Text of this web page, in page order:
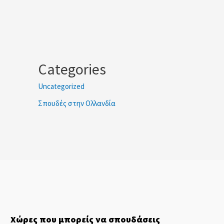
Categories
Uncategorized
Σπουδές στην Ολλανδία
Χώρες που μπορείς να σπουδάσεις